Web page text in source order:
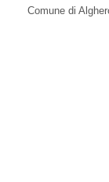
Comune di